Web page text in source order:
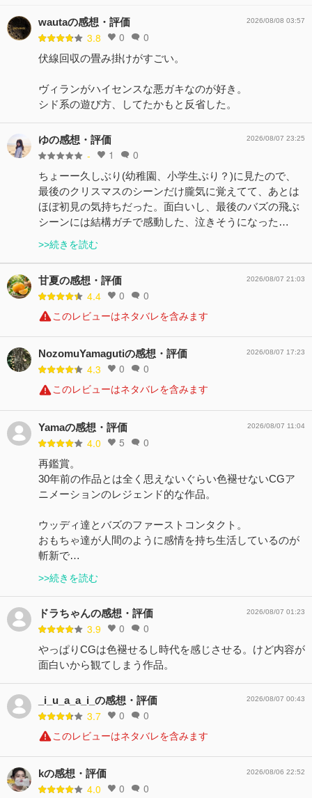
wautaの感想・評価
3.8 0 0
2026/08/08 03:57
伏線回収の畳み掛けがすごい。
ヴィランがハイセンスな悪ガキなのが好き。
シド系の遊び方、してたかもと反省した。
ゆの感想・評価
- 1 0
2026/08/07 23:25
ちょーー久しぶり(幼稚園、小学生ぶり？)に見たので、
最後のクリスマスのシーンだけ朧気に覚えてて、あとは
ほぼ初見の気持ちだった。面白いし、最後のバズの飛ぶ
シーンには結構ガチで感動した、泣きそうになった…
>>続きを読む
甘夏の感想・評価
4.4 0 0
2026/08/07 21:03
このレビューはネタバレを含みます
NozomuYamagutiの感想・評価
4.3 0 0
2026/08/07 17:23
このレビューはネタバレを含みます
Yamaの感想・評価
4.0 5 0
2026/08/07 11:04
再鑑賞。
30年前の作品とは全く思えないぐらい色褪せないCGア
ニメーションのレジェンド的な作品。
ウッディ達とバズのファーストコンタクト。
おもちゃ達が人間のように感情を持ち生活しているのが
斬新で…
>>続きを読む
ドラちゃんの感想・評価
3.9 0 0
2026/08/07 01:23
やっぱりCGは色褪せるし時代を感じさせる。けど内容が
面白いから観てしまう作品。
_i_u_a_a_i_の感想・評価
3.7 0 0
2026/08/07 00:43
このレビューはネタバレを含みます
kの感想・評価
4.0 0 0
2026/08/06 22:52